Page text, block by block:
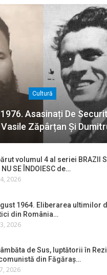
Cultură
Asasinați De
Zăpârțan Și
volumul 4 al seriei BRAZII
NU SE ÎNDOIESC de…
2026
1964. Eliberarea ultimilor
din România…
2026
de Sus, luptătorii în
din Făgăraș…
2026